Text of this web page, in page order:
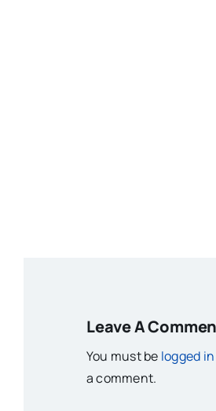
Leave A
You must be logged in
a comment.